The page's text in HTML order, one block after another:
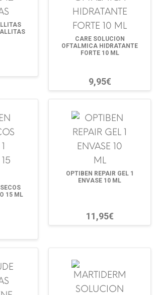
CARE SOLUCION
OFTALMICA HIDRATANTE
FORTE 10 ML
9,95€
15 ML
OPTIBEN REPAIR GEL 1
ENVASE 10 ML
11,95€